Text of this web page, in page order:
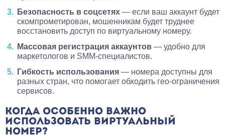
Безопасность в соцсетях — если ваш аккаунт будет
скомпрометирован, мошенникам будет труднее
восстановить доступ по виртуальному номеру.
Массовая регистрация аккаунтов — удобно для
маркетологов и SMM-специалистов.
Гибкость использования — номера доступны для
разных стран, что помогает обходить гео-ограничения
сервисов.
КОГДА ОСОБЕННО ВАЖНО
ИСПОЛЬЗОВАТЬ ВИРТУАЛЬНЫЙ
НОМЕР?